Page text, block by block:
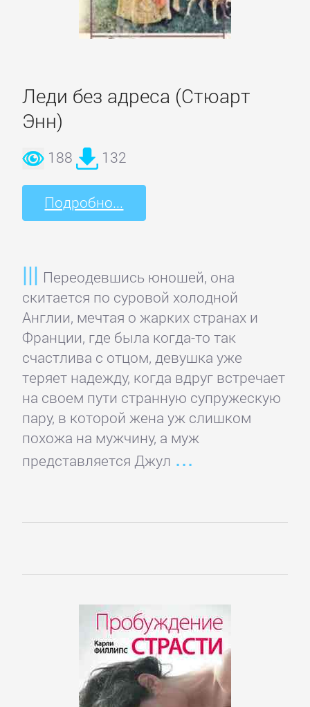
Леди без адреса (Стюарт
Энн)
188 132
Подробно...
Переодевшись юношей, она
скитается по суровой холодной
Англии, мечтая о жарких странах и
Франции, где была когда-то так
счастлива с отцом, девушка уже
теряет надежду, когда вдруг встречает
на своем пути странную супружескую
пару, в которой жена уж слишком
похожа на мужчину, а муж
представляется Джул
Литература
Войти
Контакт
Карта
сайта
БИЗНЕС
Банковское
дело
Бухучет,
налогообложение,
аудит
ВЭД
деловая
литература
Корпоративная